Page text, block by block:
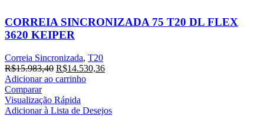
CORREIA SINCRONIZADA 75 T20 DL FLEX
3620 KEIPER
Correia Sincronizada, T20
R$15.983,40 O
preço
era:
R$15.983,40.
R$14.530,36O
R$14.530,36.
Adicionar ao carrinho
Comparar
Visualização Rápida
Adicionar à Lista de Desejos